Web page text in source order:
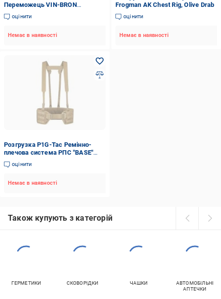
Переможець VIN-BRON
(піксель)
оцінити
Немає в наявності
Frogman AK Chest Rig, Olive Drab
оцінити
Немає в наявності
Розгрузка P1G-Tac Ремінно-
плечова система РПС "BASE"
([1174] Coyote Brown, єдиний)
оцінити
Немає в наявності
Також купують з категорій
ГЕРМЕТИКИ СКОВОРІДКИ ЧАШКИ
АВТОМОБІЛЬНІ
АПТЕЧКИ